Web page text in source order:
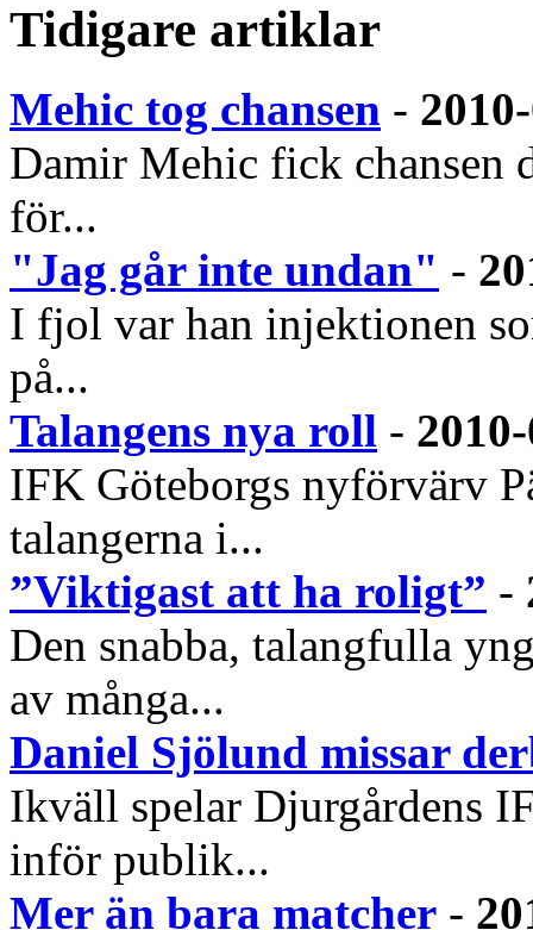
Tidigare artiklar
Mehic tog chansen -
Damir Mehic fick chansen
för...
"Jag går inte undan" -
I fjol var han injektionen
på...
Talangens nya roll -
IFK Göteborgs nyförvärv
talangerna i...
”Viktigast att ha roligt” -
Den snabba, talangfulla
av många...
Daniel Sjölund missar
Ikväll spelar Djurgårdens
inför publik...
Mer än bara matcher -